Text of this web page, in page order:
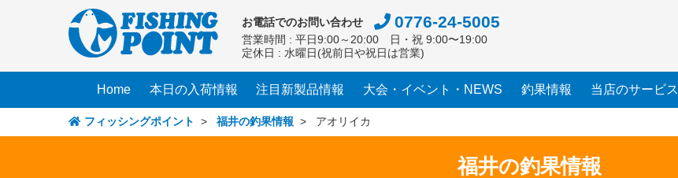
キ
お電話でのお問い合わせ 0776-24-5005
営業時間 : 平日9:00～20:00 日・祝 9:00〜19:00
定休日 : 水曜日(祝前日や祝日は営業)
Home 本日の入荷情報 注目新製品情報 大会・イベント・NEWS 釣果情報 当店のサービス
フィッシングポイント >福井の釣果情報 > アオリイカ
福井の釣果情報